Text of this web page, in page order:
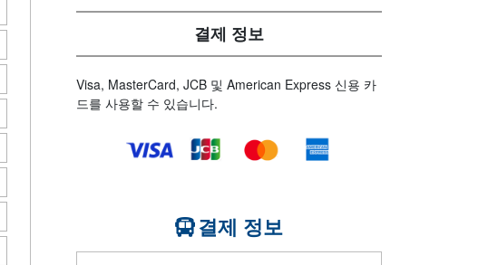
결제 정보
Visa, MasterCard, JCB 및 American Express 신용 카
드를 사용할 수 있습니다.
결제 정보